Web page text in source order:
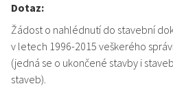
Dotaz:
Žádost o nahlédnutí do stavební
v letech 1996-2015 veškerého
(jedná se o ukončené stavby i
staveb).